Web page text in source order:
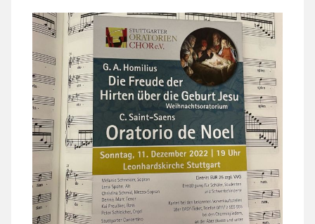
stuttgarter_oratorienchor
Nov. 29